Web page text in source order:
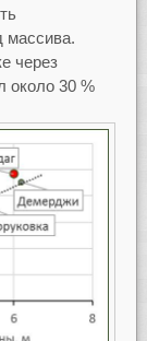
массива.
через
около 30 %